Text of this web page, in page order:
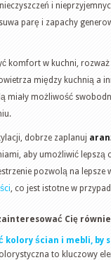
i
parę i zapachy
komfort w kuchni,
między kuchnią a
miały możliwość
dobrze zaplanuj
aby umożliwić
pozwolą na lepsze
, co jest istotne w
Cię
kolory ścian i mebli,
to kluczowy